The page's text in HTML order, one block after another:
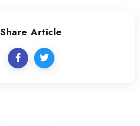
Share Article